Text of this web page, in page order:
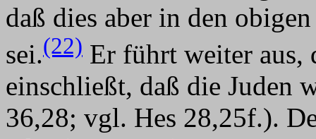
daß dies aber in den
sei.(22) Er führt weiter aus,
einschließt, daß die Juden
36,28; vgl. Hes 28,25f.).